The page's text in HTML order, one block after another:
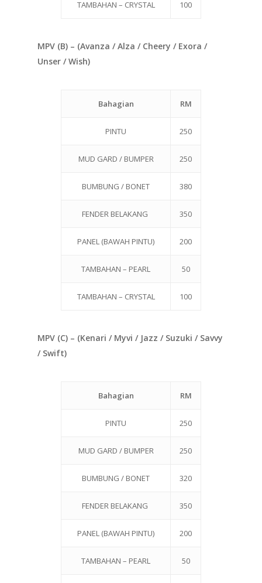
TAMBAHAN – CRYSTAL 100
MPV (B) – (Avanza / Alza / Cheery / Exora /
Unser / Wish)
Bahagian RM
PINTU 250
MUD GARD / BUMPER 250
BUMBUNG / BONET 380
FENDER BELAKANG 350
PANEL (BAWAH PINTU) 200
TAMBAHAN – PEARL 50
TAMBAHAN – CRYSTAL 100
MPV (C) – (Kenari / Myvi / Jazz / Suzuki / Savvy
/ Swift)
Bahagian RM
PINTU 250
MUD GARD / BUMPER 250
BUMBUNG / BONET 320
FENDER BELAKANG 350
PANEL (BAWAH PINTU) 200
TAMBAHAN – PEARL 50